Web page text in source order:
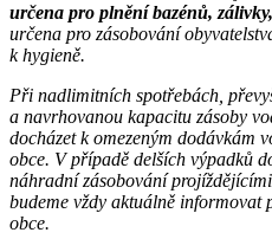
určena pro plnění bazénů,
určena pro zásobování
k hygieně.
Při nadlimitních spotřebách,
a navrhovanou kapacitu zásoby
docházet k omezeným dodávkám
obce. V případě delších výpadků
náhradní zásobování
budeme vždy aktuálně informovat
obce.